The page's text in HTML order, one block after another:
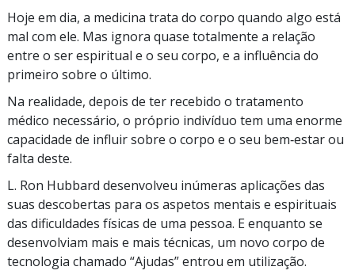
Hoje em dia, a medicina trata do corpo quando algo está
mal com ele. Mas ignora quase totalmente a relação
entre o ser espiritual e o seu corpo, e a influência do
primeiro sobre o último.
Na realidade, depois de ter recebido o tratamento
médico necessário, o próprio indivíduo tem uma enorme
capacidade de influir sobre o corpo e o seu bem‑estar ou
falta deste.
L. Ron Hubbard desenvolveu inúmeras aplicações das
suas descobertas para os aspetos mentais e espirituais
das dificuldades físicas de uma pessoa. E enquanto se
desenvolviam mais e mais técnicas, um novo corpo de
tecnologia chamado “Ajudas” entrou em utilização.